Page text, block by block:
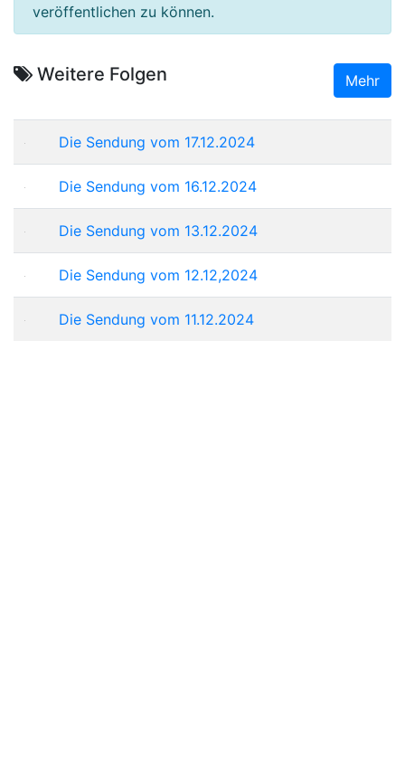
veröffentlichen zu können.
Weitere Folgen Mehr
Die Sendung vom 17.12.2024
Die Sendung vom 16.12.2024
Die Sendung vom 13.12.2024
Die Sendung vom 12.12,2024
Die Sendung vom 11.12.2024